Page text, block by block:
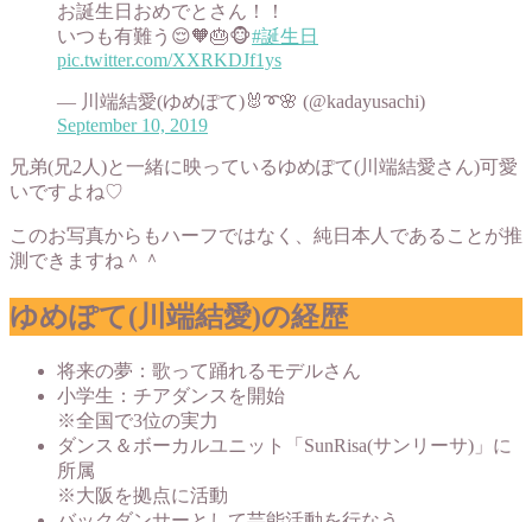
お誕生日おめでとさん！！
いつも有難う😌🧡🎂🐵#誕生日
pic.twitter.com/XXRKDJf1ys
— 川端結愛(ゆめぽて)🐰➰🌸 (@kadayusachi)
September 10, 2019
兄弟(兄2人)と一緒に映っているゆめぽて(川端結愛さん)可愛
いですよね♡
このお写真からもハーフではなく、純日本人であることが推
測できますね＾＾
ゆめぽて(川端結愛)の経歴
将来の夢：歌って踊れるモデルさん
小学生：チアダンスを開始
※全国で3位の実力
ダンス＆ボーカルユニット「SunRisa(サンリーサ)」に
所属
※大阪を拠点に活動